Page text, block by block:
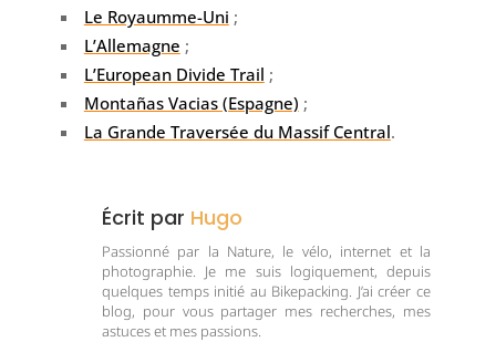
Le Royaumme-Uni ;
L’Allemagne ;
L’European Divide Trail ;
Montañas Vacias (Espagne) ;
La Grande Traversée du Massif Central.
Écrit par Hugo
Passionné par la Nature, le vélo, internet et la
photographie. Je me suis logiquement, depuis
quelques temps initié au Bikepacking. J’ai créer ce
blog, pour vous partager mes recherches, mes
astuces et mes passions.